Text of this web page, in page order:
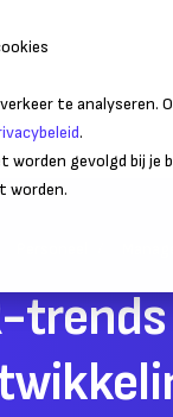
te analyseren.
.
gevolgd bij je
worden.
Bedrijfsvoering